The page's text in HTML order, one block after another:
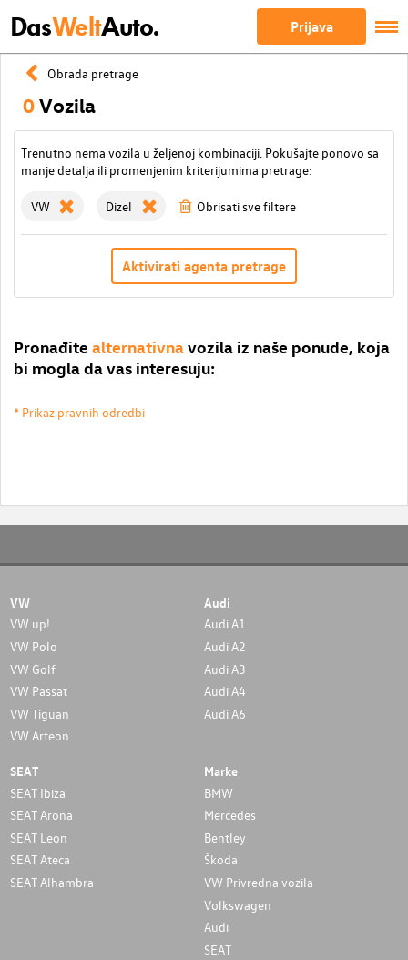
DasWeltAuto. Prijava
Obrada pretrage
0Vozila
Trenutno nema vozila u željenoj kombinaciji. Pokušajte ponovo sa
manje detalja ili promenjenim kriterijumima pretrage:
VW Dizel Obrisati sve filtere
Aktivirati agenta pretrage
Pronađite alternativnavozila iz naše ponude, koja
bi mogla da vas interesuju:
* Prikaz pravnih odredbi
VW
VW up!
VW Polo
VW Golf
VW Passat
VW Tiguan
VW Arteon
Audi
Audi A1
Audi A2
Audi A3
Audi A4
Audi A6
SEAT
SEAT Ibiza
SEAT Arona
SEAT Leon
SEAT Ateca
SEAT Alhambra
Marke
BMW
Mercedes
Bentley
Škoda
VW Privredna vozila
Volkswagen
Audi
SEAT